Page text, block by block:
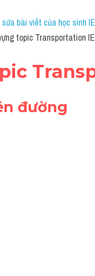
bài viết của học sinh
topic Transportation
đường